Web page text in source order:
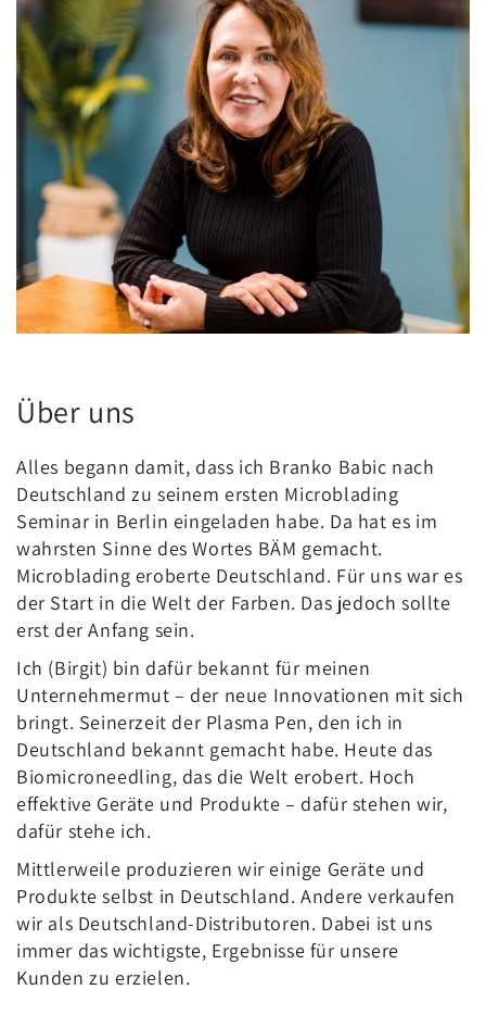
Über uns
Alles begann damit, dass ich Branko Babic nach
Deutschland zu seinem ersten Microblading
Seminar in Berlin eingeladen habe. Da hat es im
wahrsten Sinne des Wortes BÄM gemacht.
Microblading eroberte Deutschland. Für uns war es
der Start in die Welt der Farben. Das jedoch sollte
erst der Anfang sein.
Ich (Birgit) bin dafür bekannt für meinen
Unternehmermut – der neue Innovationen mit sich
bringt. Seinerzeit der Plasma Pen, den ich in
Deutschland bekannt gemacht habe. Heute das
Biomicroneedling, das die Welt erobert. Hoch
effektive Geräte und Produkte – dafür stehen wir,
dafür stehe ich.
Mittlerweile produzieren wir einige Geräte und
Produkte selbst in Deutschland. Andere verkaufen
wir als Deutschland-Distributoren. Dabei ist uns
immer das wichtigste, Ergebnisse für unsere
Kunden zu erzielen.